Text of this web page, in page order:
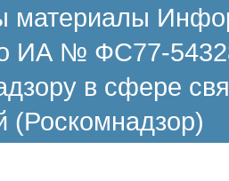
материалы
ИА № ФС77-
в сфере
(Роскомнадзор)